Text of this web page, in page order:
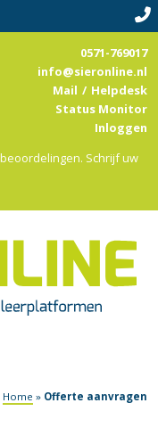
beoordelingen. Schrijf uw
0571-769017
info@sieronline.nl
Mail / Helpdesk
Status Monitor
Inloggen
Home » Offerte aanvragen